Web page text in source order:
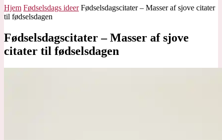
Hjem Fødselsdags ideer Fødselsdagscitater – Masser af sjove citater
til fødselsdagen
Fødselsdagscitater – Masser af sjove
citater til fødselsdagen